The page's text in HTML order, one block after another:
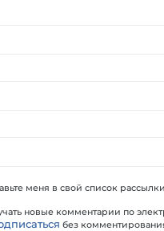
меня в свой список рассылки
новые комментарии по
без